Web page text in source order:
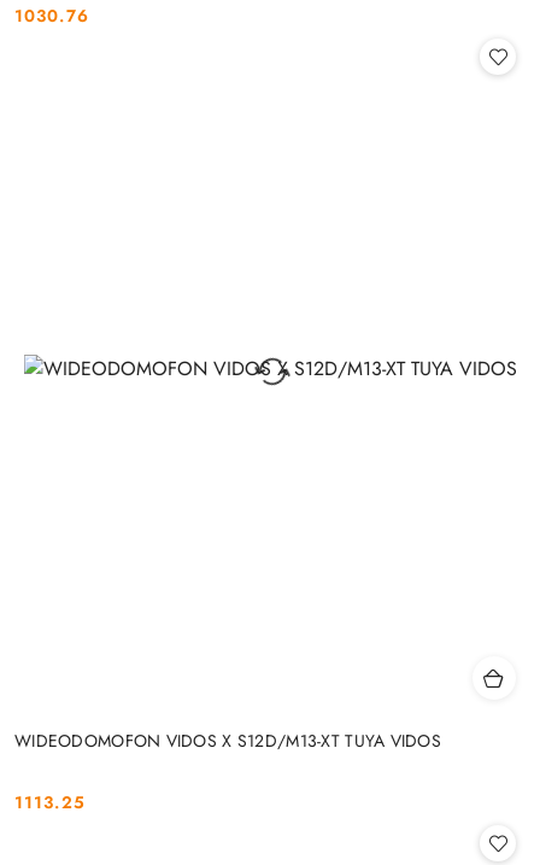
Cena:
1030.76
WIDEODOMOFON VIDOS X S12D/M13-XT TUYA VIDOS
Cena:
1113.25